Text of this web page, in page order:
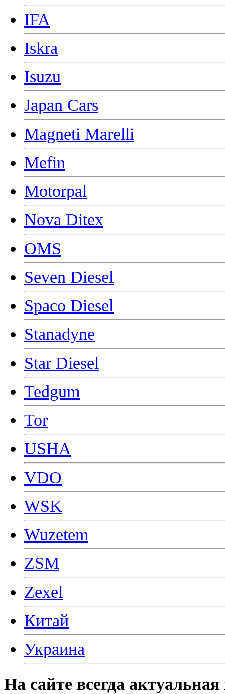
IFA
Iskra
Isuzu
Japan Cars
Magneti Marelli
Mefin
Motorpal
Nova Ditex
OMS
Seven Diesel
Spaco Diesel
Stanadyne
Star Diesel
Tedgum
Tor
USHA
VDO
WSK
Wuzetem
ZSM
Zexel
Китай
Украина
На сайте всегда